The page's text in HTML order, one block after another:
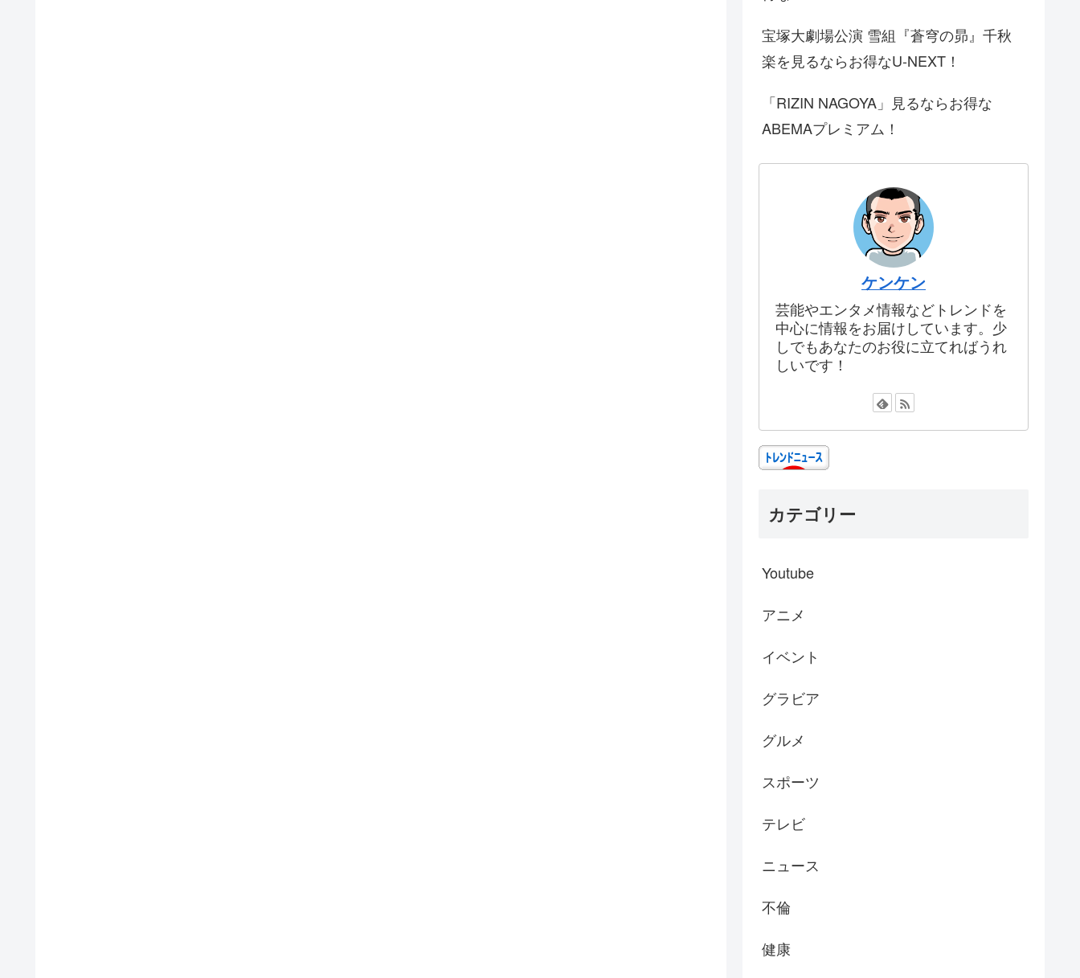
宝塚大劇場公演 雪組『蒼穹の昴』千秋
楽を見るならお得なU-NEXT！
「RIZIN NAGOYA」見るならお得な
ABEMAプレミアム！
ケンケン
芸能やエンタメ情報などトレンドを
中心に情報をお届けしています。少
しでもあなたのお役に立てればうれ
しいです！
カテゴリー
Youtube
アニメ
イベント
グラビア
グルメ
スポーツ
テレビ
ニュース
不倫
健康